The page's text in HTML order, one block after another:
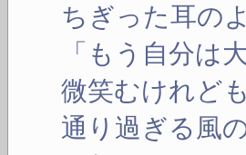
ちぎった耳の
「もう自分は
微笑むけれども
通り過ぎる風